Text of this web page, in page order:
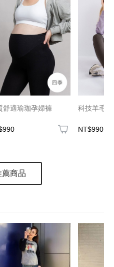
舒適瑜珈孕婦褲 科技羊毛
NT$990
商品